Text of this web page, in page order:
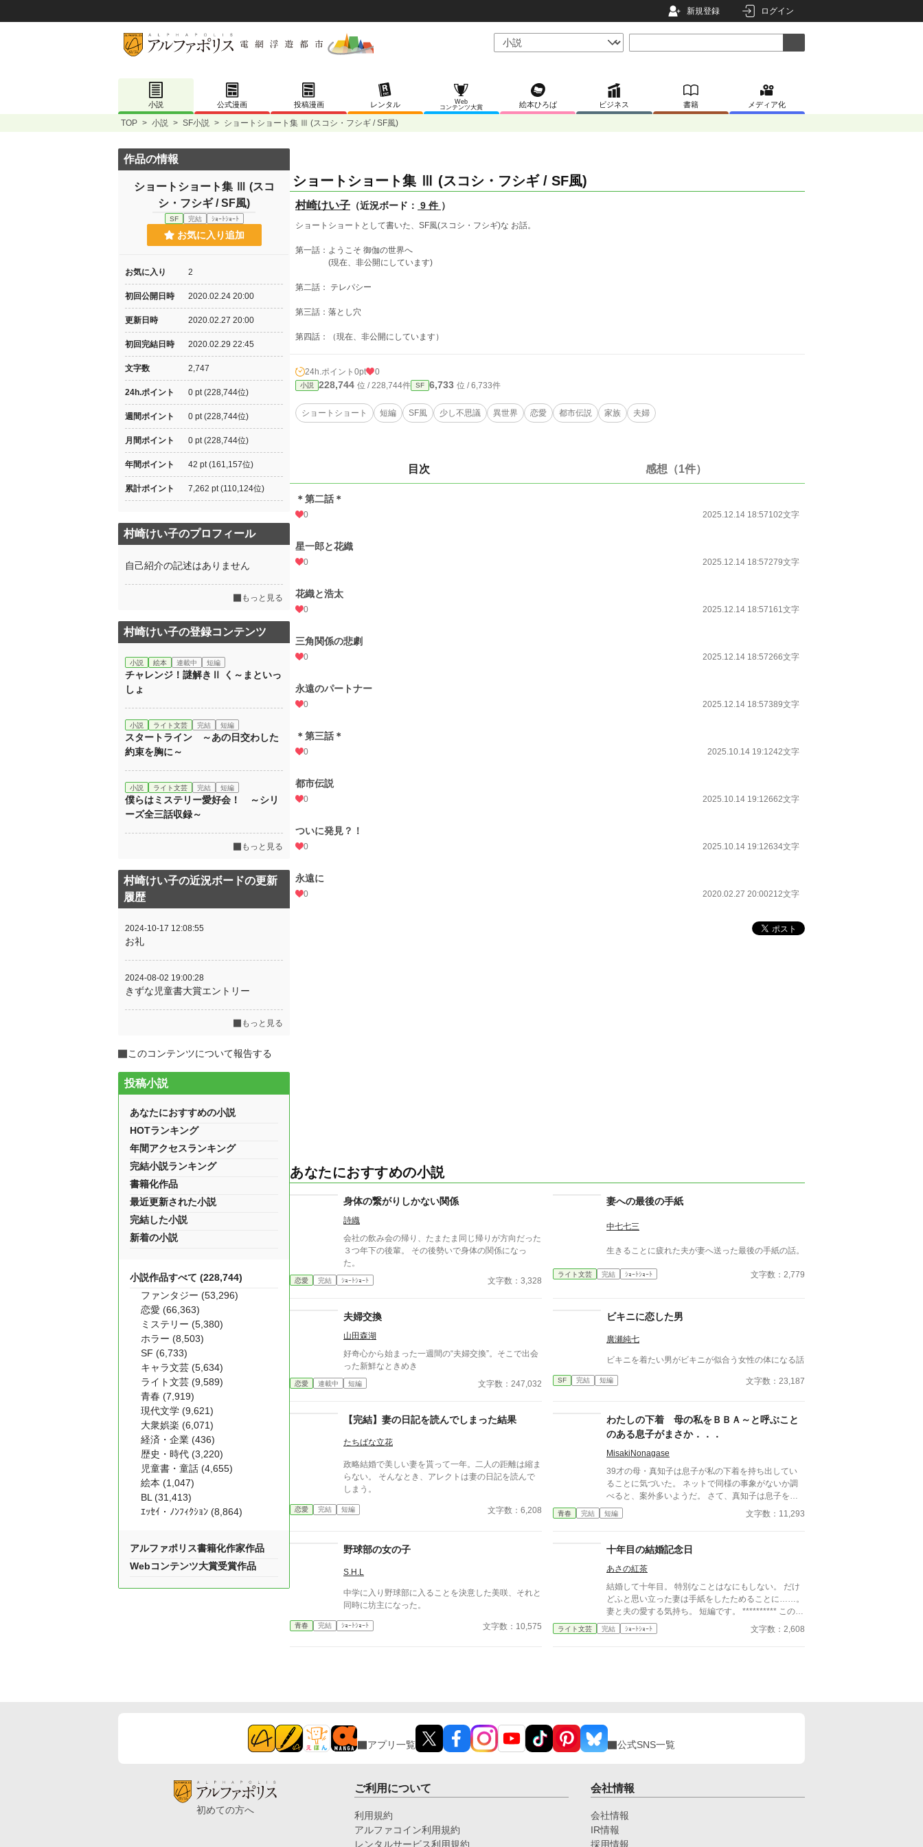
新規登録 ログイン
小説 公式漫画 投稿漫画 レンタル
Web
コンテンツ大賞
絵本ひろば ビジネス 書籍 メディア化
TOP > 小説 > SF小説 > ショートショート集 Ⅲ (スコシ・フシギ / SF風)
ショートショート集 Ⅲ (スコシ・フシギ / SF風)
村崎けい子 （近況ボード： 9 件 ）
ショートショートとして書いた、SF風(スコシ・フシギ)な お話。
第一話：ようこそ 御伽の世界へ
(現在、非公開にしています)
第二話： テレパシー
第三話：落とし穴
第四話：（現在、非公開にしています）
24h.ポイント 0pt 0
小説 228,744 位 / 228,744件 SF 6,733 位 / 6,733件
ショートショート 短編 SF風 少し不思議 異世界 恋愛 都市伝説 家族 夫婦
目次 感想（1件）
＊第二話＊
0 2025.12.14 18:57102文字
星一郎と花織
0 2025.12.14 18:57279文字
花織と浩太
0 2025.12.14 18:57161文字
三角関係の悲劇
0 2025.12.14 18:57266文字
永遠のパートナー
0 2025.12.14 18:57389文字
＊第三話＊
0 2025.10.14 19:1242文字
都市伝説
0 2025.10.14 19:12662文字
ついに発見？！
0 2025.10.14 19:12634文字
永遠に
0 2020.02.27 20:00212文字
あなたにおすすめの小説
身体の繋がりしかない関係
詩織
会社の飲み会の帰り、たまたま同じ帰りが方向だった
３つ年下の後輩。 その後勢いで身体の関係になっ
た。
恋愛 完結 ｼｮｰﾄｼｮｰﾄ 文字数：3,328
妻への最後の手紙
中七七三
生きることに疲れた夫が妻へ送った最後の手紙の話。
ライト文芸 完結 ｼｮｰﾄｼｮｰﾄ 文字数：2,779
夫婦交換
山田森湖
好奇心から始まった一週間の“夫婦交換”。そこで出会
った新鮮なときめき
恋愛 連載中 短編 文字数：247,032
ビキニに恋した男
廣瀬純七
ビキニを着たい男がビキニが似合う女性の体になる話
SF 完結 短編 文字数：23,187
【完結】妻の日記を読んでしまった結果
たちばな立花
政略結婚で美しい妻を貰って一年。二人の距離は縮ま
らない。 そんなとき、アレクトは妻の日記を読んで
しまう。
恋愛 完結 短編 文字数：6,208
わたしの下着 母の私をＢＢＡ～と呼ぶこと
のある息子がまさか．．．
MisakiNonagase
39才の母・真知子は息子が私の下着を持ち出してい
ることに気づいた。 ネットで同様の事象がないか調
べると、案外多いようだ。 さて、真知子は息子を問
い詰める？ それとも気づかないふりを続けてあげる
青春 完結 短編 文字数：11,293
野球部の女の子
S.H.L
中学に入り野球部に入ることを決意した美咲、それと
同時に坊主になった。
青春 完結 ｼｮｰﾄｼｮｰﾄ 文字数：10,575
十年目の結婚記念日
あさの紅茶
結婚して十年目。 特別なことはなにもしない。 だけ
どふと思い立った妻は手紙をしたためることに……。
妻と夫の愛する気持ち。 短編です。 ********** このお
話は他のサイトにも掲載しています
ライト文芸 完結 ｼｮｰﾄｼｮｰﾄ 文字数：2,608
作品の情報
ショートショート集 Ⅲ (スコ
シ・フシギ / SF風)
SF 完結 ｼｮｰﾄｼｮｰﾄ
お気に入り追加
お気に入り 2
初回公開日時 2020.02.24 20:00
更新日時 2020.02.27 20:00
初回完結日時 2020.02.29 22:45
文字数 2,747
24h.ポイント 0 pt (228,744位)
週間ポイント 0 pt (228,744位)
月間ポイント 0 pt (228,744位)
年間ポイント 42 pt (161,157位)
累計ポイント 7,262 pt (110,124位)
村崎けい子のプロフィール
自己紹介の記述はありません
もっと見る
村崎けい子の登録コンテンツ
小説 絵本 連載中 短編
チャレンジ！謎解きⅡ く～まといっ
しょ
小説 ライト文芸 完結 短編
スタートライン ～あの日交わした
約束を胸に～
小説 ライト文芸 完結 短編
僕らはミステリー愛好会！ ～シリ
ーズ全三話収録～
もっと見る
村崎けい子の近況ボードの更新
履歴
2024-10-17 12:08:55
お礼
2024-08-02 19:00:28
きずな児童書大賞エントリー
もっと見る
このコンテンツについて報告する
投稿小説
あなたにおすすめの小説
HOTランキング
年間アクセスランキング
完結小説ランキング
書籍化作品
最近更新された小説
完結した小説
新着の小説
小説作品すべて (228,744)
ファンタジー (53,296)
恋愛 (66,363)
ミステリー (5,380)
ホラー (8,503)
SF (6,733)
キャラ文芸 (5,634)
ライト文芸 (9,589)
青春 (7,919)
現代文学 (9,621)
大衆娯楽 (6,071)
経済・企業 (436)
歴史・時代 (3,220)
児童書・童話 (4,655)
絵本 (1,047)
BL (31,413)
ｴｯｾｲ・ﾉﾝﾌｨｸｼｮﾝ (8,864)
アルファポリス書籍化作家作品
Webコンテンツ大賞受賞作品
アプリ一覧 公式SNS一覧
初めての方へ
ご利用について
利用規約
アルファコイン利用規約
レンタルサービス利用規約
会社情報
会社情報
IR情報
採用情報